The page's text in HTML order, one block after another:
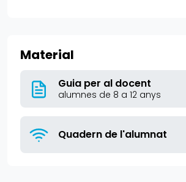
Material
Guia per al docent
alumnes de 8 a 12 anys
Quadern de l'alumnat